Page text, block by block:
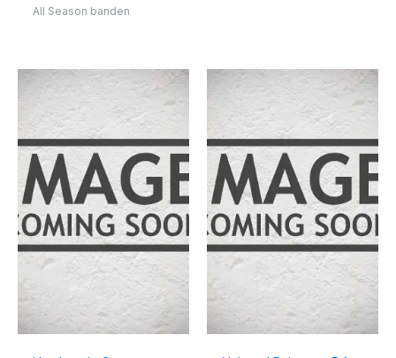
All Season banden